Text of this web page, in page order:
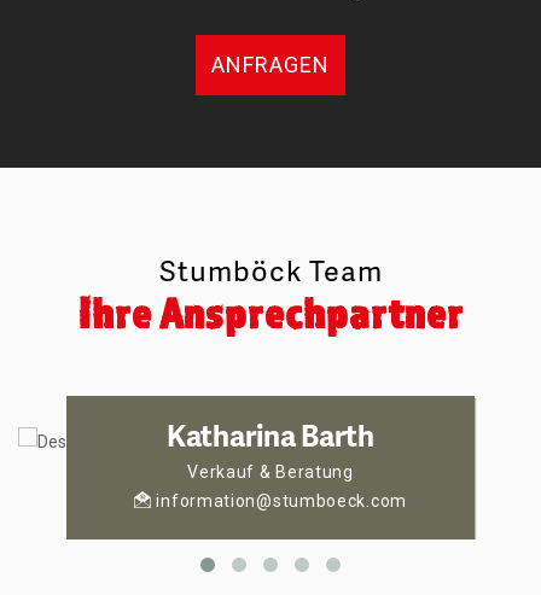
ANFRAGEN
Stumböck Team
Ihre Ansprechpartner
Katharina Barth
Verkauf & Beratung
information@stumboeck.com